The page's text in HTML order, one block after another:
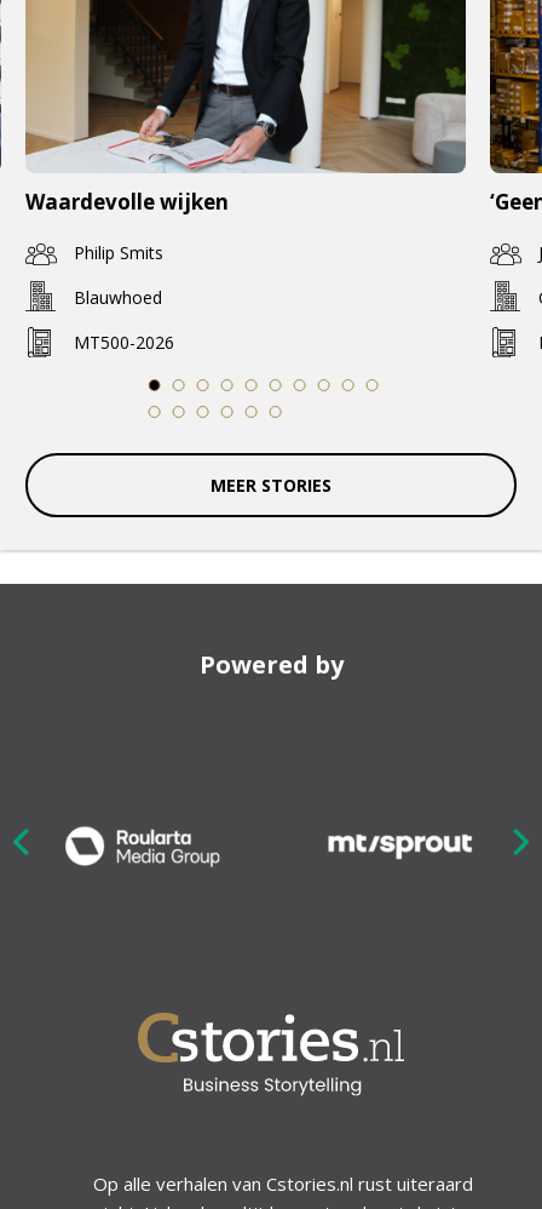
Waardevolle wijken
Philip Smits
Blauwhoed
MT500-2026
1
2 3 4 5 6 7 8 9
10
11 12 13 14 15 16
MEER STORIES
Powered by
Op alle verhalen van Cstories.nl rust uiteraard